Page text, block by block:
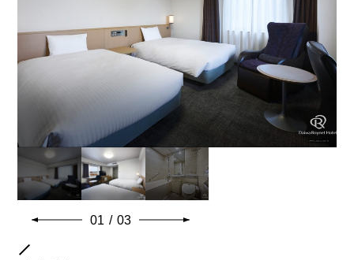
43インチ地デジ対応液晶テレビ
※ベビーベッド設置可
マッサージチェア
共通客室設備・アメニティ
01 / 03